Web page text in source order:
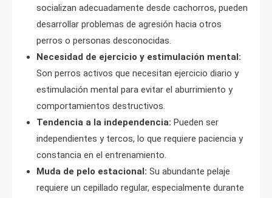
socializan adecuadamente desde cachorros, pueden
desarrollar problemas de agresión hacia otros
perros o personas desconocidas.
Necesidad de ejercicio y estimulación mental:
Son perros activos que necesitan ejercicio diario y
estimulación mental para evitar el aburrimiento y
comportamientos destructivos.
Tendencia a la independencia: Pueden ser
independientes y tercos, lo que requiere paciencia y
constancia en el entrenamiento.
Muda de pelo estacional: Su abundante pelaje
requiere un cepillado regular, especialmente durante